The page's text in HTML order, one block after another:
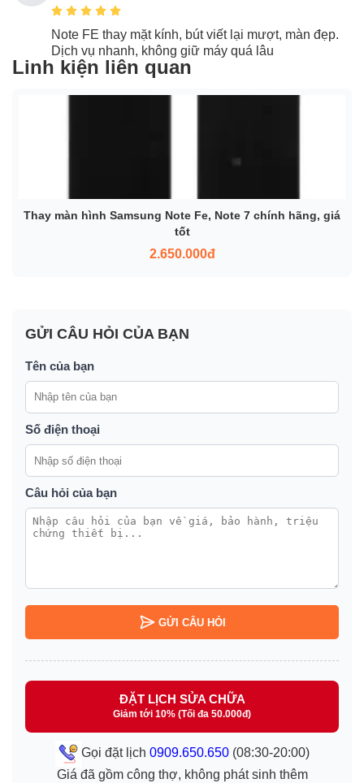
Note FE thay mặt kính, bút viết lại mượt, màn đẹp.
Dịch vụ nhanh, không giữ máy quá lâu
Linh kiện liên quan
Thay màn hình Samsung Note Fe, Note 7 chính hãng, giá
tốt
2.650.000đ
GỬI CÂU HỎI CỦA BẠN
Tên của bạn
Số điện thoại
Câu hỏi của bạn
GỬI CÂU HỎI
ĐẶT LỊCH SỬA CHỮA
Giảm tới 10% (Tối đa 50.000đ)
Gọi đặt lịch 0909.650.650(08:30-20:00)
Giá đã gồm công thợ, không phát sinh thêm